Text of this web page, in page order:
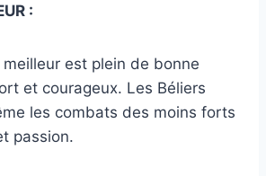
:
est plein de bonne
et courageux. Les Béliers
les combats des moins forts
passion.